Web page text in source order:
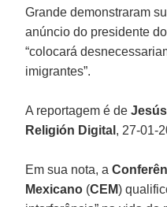
Grande demonstraram
anúncio do presidente
“colocará
imigrantes”.
A reportagem é de
Religión Digital , 27-01-
Em sua nota, a
Mexicano (CEM)